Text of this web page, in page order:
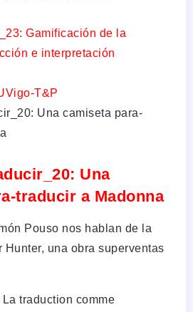
Gamificación de la
e interpretación
T&P
Una
traducir a Madonna
Pouso nos hablan de la
Hunter, una obra superventas